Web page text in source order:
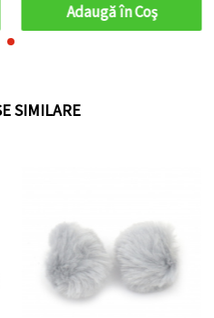
Adaugă în Coş
SIMILARE